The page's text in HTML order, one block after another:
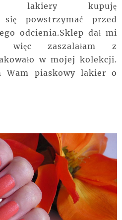
lakiery kupuję
się powstrzymać przed
odcienia.Sklep dał mi
więc zaszalałam z
w mojej kolekcji.
Wam piaskowy lakier o